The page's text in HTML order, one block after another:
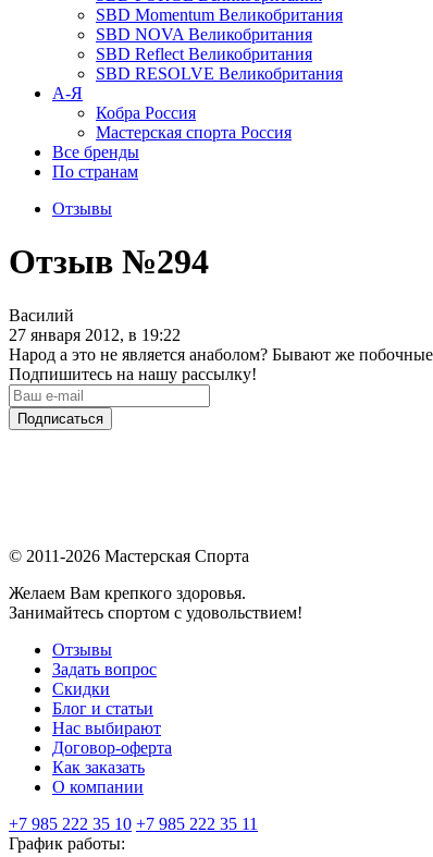
SBD Momentum Великобритания
SBD NOVA Великобритания
SBD Reflect Великобритания
SBD RESOLVE Великобритания
А-Я
Кобра Россия
Мастерская спорта Россия
Все бренды
По странам
Отзывы
Отзыв №294
Василий
27 января 2012, в 19:22
Народ а это не является анаболом? Бывают же
Подпишитесь на нашу рассылку!
Подписаться
© 2011-2026 Мастерская Спорта
Желаем Вам крепкого здоровья.
Занимайтесь спортом с удовольствием!
Отзывы
Задать вопрос
Скидки
Блог и статьи
Нас выбирают
Договор-оферта
Как заказать
О компании
+7 985 222 35 10 +7 985 222 35 11
График работы: